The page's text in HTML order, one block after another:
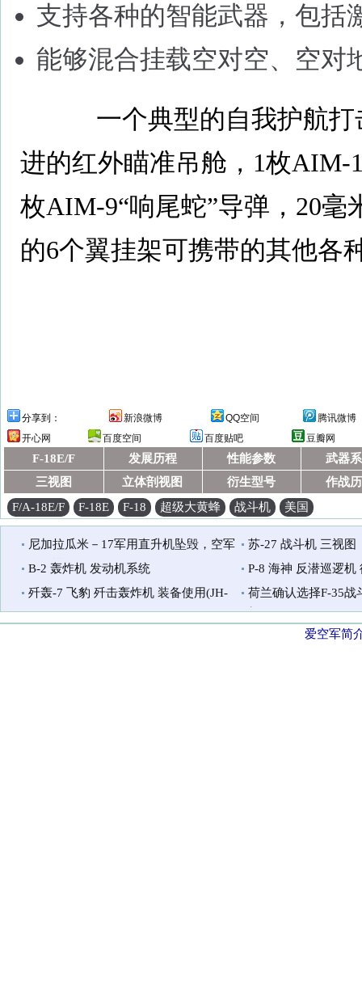
支持各种的智能武器，包括
能够混合挂载空对空、空对
一个典型的自我护航打
进的红外瞄准吊舱，1枚AIM-
枚AIM-9“响尾蛇”导弹，20
的6个翼挂架可携带的其他各
分享到： 新浪微博 QQ空间
腾讯微博
开心网
百度空间 百度贴吧 豆瓣网
F-18E/F 发展历程 性能参数
武器
三视图
立体剖视图 衍生型号
作战
F/A-18E/F
F-18E F-18 超级大黄蜂 战斗机 美国
尼加拉瓜米－17军用直升机坠毁，空军
司令遇难
苏-27 战斗机 三视图
B-2 轰炸机 发动机系统
P-8 海神 反潜巡逻机
歼轰-7 飞豹 歼击轰炸机 装备使用(JH-
7,FBC-1)
荷兰确认选择F-35战
架
爱空军简